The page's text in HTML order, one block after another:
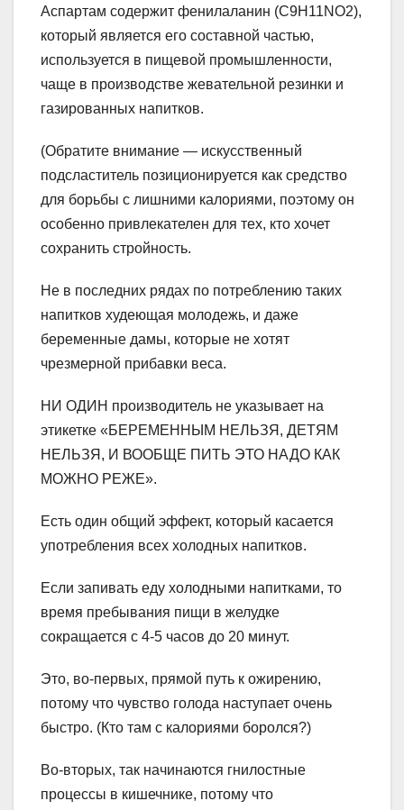
Аспартам содержит фенилаланин (C9H11NO2),
который является его составной частью,
используется в пищевой промышленности,
чаще в производстве жевательной резинки и
газированных напитков.
(Обратите внимание — искусственный
подсластитель позиционируется как средство
для борьбы с лишними калориями, поэтому он
особенно привлекателен для тех, кто хочет
сохранить стройность.
Не в последних рядах по потреблению таких
напитков худеющая молодежь, и даже
беременные дамы, которые не хотят
чрезмерной прибавки веса.
НИ ОДИН производитель не указывает на
этикетке «БЕРЕМЕННЫМ НЕЛЬЗЯ, ДЕТЯМ
НЕЛЬЗЯ, И ВООБЩЕ ПИТЬ ЭТО НАДО КАК
МОЖНО РЕЖЕ».
Есть один общий эффект, который касается
употребления всех холодных напитков.
Если запивать еду холодными напитками, то
время пребывания пищи в желудке
сокращается с 4-5 часов до 20 минут.
Это, во-первых, прямой путь к ожирению,
потому что чувство голода наступает очень
быстро. (Кто там с калориями боролся?)
Во-вторых, так начинаются гнилостные
процессы в кишечнике, потому что